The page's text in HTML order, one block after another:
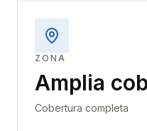
ZONA
Amplia
Cobertura completa